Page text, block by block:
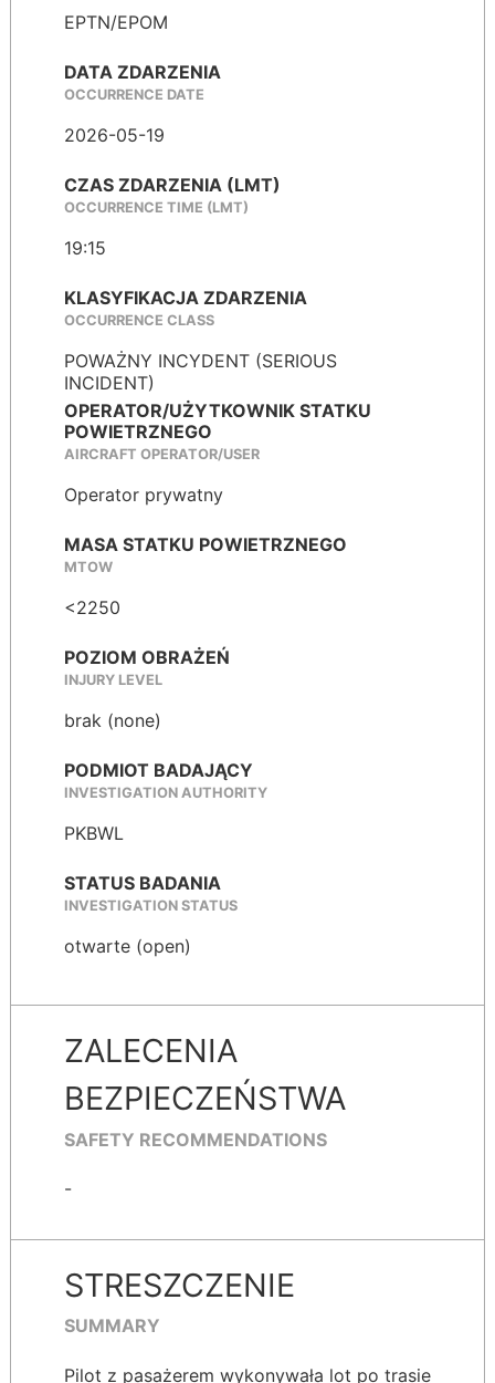
EPTN/EPOM
DATA ZDARZENIA
OCCURRENCE DATE
2026-05-19
CZAS ZDARZENIA (LMT)
OCCURRENCE TIME (LMT)
19:15
KLASYFIKACJA ZDARZENIA
OCCURRENCE CLASS
POWAŻNY INCYDENT (SERIOUS
INCIDENT)
OPERATOR/UŻYTKOWNIK STATKU
POWIETRZNEGO
AIRCRAFT OPERATOR/USER
Operator prywatny
MASA STATKU POWIETRZNEGO
MTOW
<2250
POZIOM OBRAŻEŃ
INJURY LEVEL
brak (none)
PODMIOT BADAJĄCY
INVESTIGATION AUTHORITY
PKBWL
STATUS BADANIA
INVESTIGATION STATUS
otwarte (open)
ZALECENIA
BEZPIECZEŃSTWA
SAFETY RECOMMENDATIONS
-
STRESZCZENIE
SUMMARY
Pilot z pasażerem wykonywała lot po trasie